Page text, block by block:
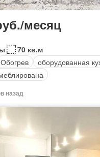
месяц
70 кв.м
Обогрев
оборудованная
назад